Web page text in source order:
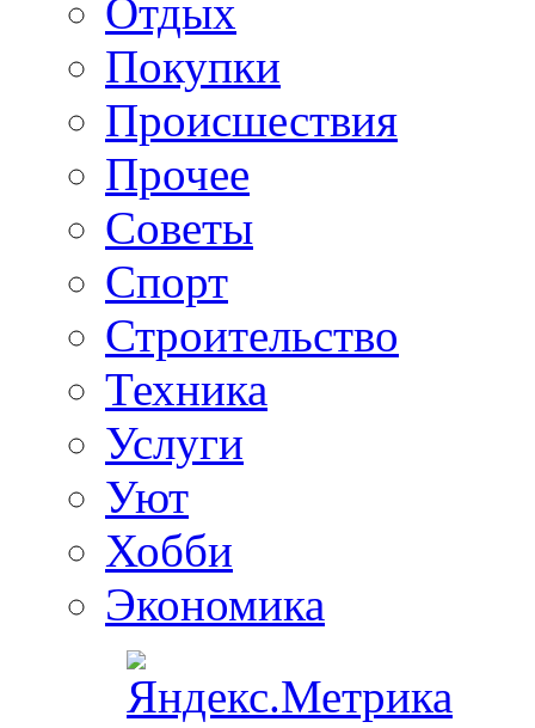
Отдых
Покупки
Происшествия
Прочее
Советы
Спорт
Строительство
Техника
Услуги
Уют
Хобби
Экономика